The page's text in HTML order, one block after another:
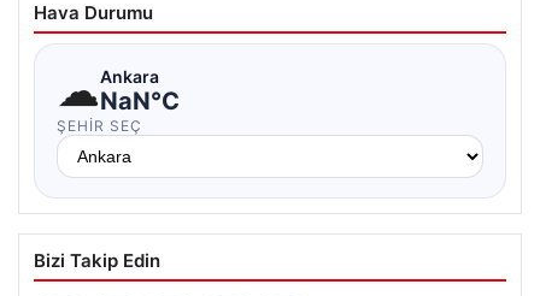
Hava Durumu
☁Ankara
NaN°C
ŞEHIR SEÇ
Bizi Takip Edin